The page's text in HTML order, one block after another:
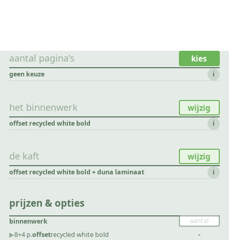
aantal pagina's kies
geen keuze i
het binnenwerk wijzig
offset recycled white bold i
de kaft wijzig
offset recycled white bold + duna laminaat i
prijzen & opties
binnenwerk
▶︎8+4 p.offsetrecycled white bold -